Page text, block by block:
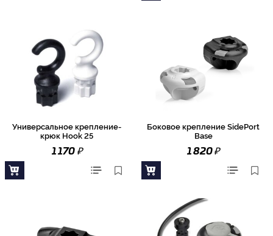
Универсальное крепление-
крюк Hook 25
1 170₽
Боковое крепление SidePort
Base
1 820₽